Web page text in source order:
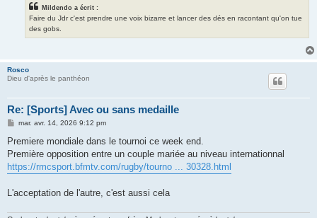
Mildendo a écrit :
Faire du Jdr c'est prendre une voix bizarre et lancer des dés en racontant qu'on tue
des gobs.
Rosco
Dieu d'après le panthéon
Re: [Sports] Avec ou sans medaille
M
s
a
g
e
mar. avr. 14, 2026 9:12 pm
Premiere mondiale dans le tournoi ce week end.
Première opposition entre un couple mariée au niveau internationnal
https://rmcsport.bfmtv.com/rugby/tourno ... 30328.html
L'acceptation de l'autre, c'est aussi cela